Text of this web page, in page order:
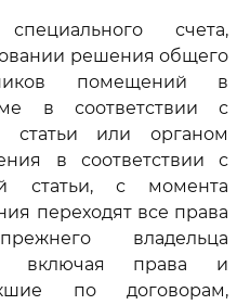
счета,
решения общего
помещений в
в соответствии с
или органом
в соответствии с
статьи, с момента
переходят все права
владельца
включая права и
по договорам,